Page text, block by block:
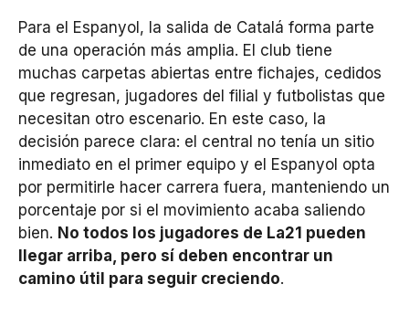
Para el Espanyol, la salida de Catalá forma parte
de una operación más amplia. El club tiene
muchas carpetas abiertas entre fichajes, cedidos
que regresan, jugadores del filial y futbolistas que
necesitan otro escenario. En este caso, la
decisión parece clara: el central no tenía un sitio
inmediato en el primer equipo y el Espanyol opta
por permitirle hacer carrera fuera, manteniendo un
porcentaje por si el movimiento acaba saliendo
bien. No todos los jugadores de La21 pueden
llegar arriba, pero sí deben encontrar un
camino útil para seguir creciendo.